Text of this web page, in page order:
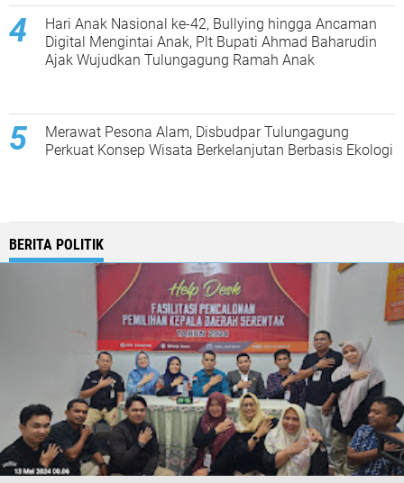
Hari Anak Nasional ke-42, Bullying hingga Ancaman
Digital Mengintai Anak, Plt Bupati Ahmad Baharudin
Ajak Wujudkan Tulungagung Ramah Anak
Merawat Pesona Alam, Disbudpar Tulungagung
Perkuat Konsep Wisata Berkelanjutan Berbasis Ekologi
BERITA POLITIK